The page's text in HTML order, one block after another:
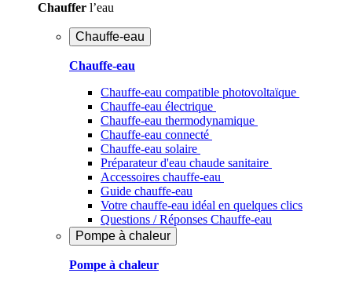
Chauffer l’eau
Chauffe-eau
Chauffe-eau
Chauffe-eau compatible photovoltaïque
Chauffe-eau électrique
Chauffe-eau thermodynamique
Chauffe-eau connecté
Chauffe-eau solaire
Préparateur d'eau chaude sanitaire
Accessoires chauffe-eau
Guide chauffe-eau
Votre chauffe-eau idéal en quelques clics
Questions / Réponses Chauffe-eau
Pompe à chaleur
Pompe à chaleur